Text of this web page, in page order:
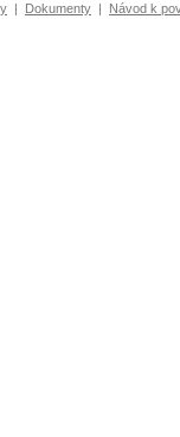
| Dokumenty | Návod k